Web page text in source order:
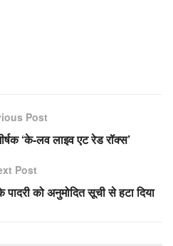
Post
‘के-लव लाइव एट रेड रॉक्स’
Post
को अनुमोदित सूची से हटा दिया